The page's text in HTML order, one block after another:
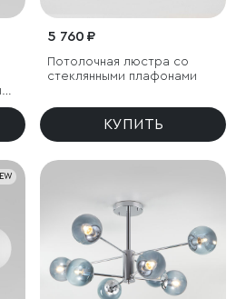
5 760 ₽
Потолочная люстра со
стеклянными плафонами
КУПИТЬ